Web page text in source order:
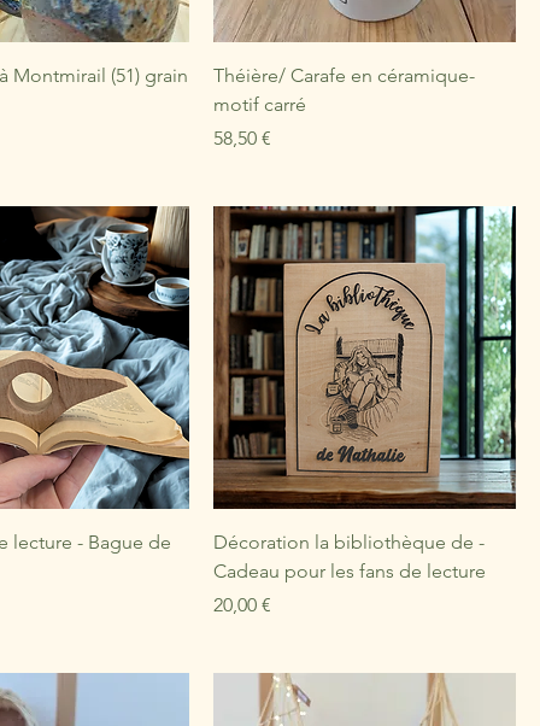
Montmirail (51) grain
Théière/ Carafe en céramique-
motif carré
Prix
58,50 €
lecture - Bague de
Décoration la bibliothèque de -
Cadeau pour les fans de lecture
Prix
20,00 €